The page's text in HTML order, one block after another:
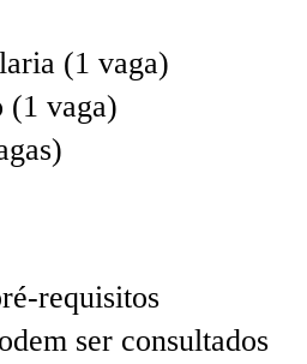
(1 vaga)
(1 vaga)
requisitos
ser consultados